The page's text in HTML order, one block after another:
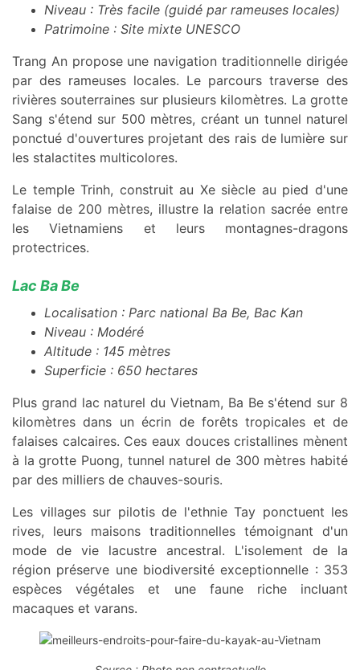
Niveau : Très facile (guidé par rameuses locales)
Patrimoine : Site mixte UNESCO
Trang An propose une navigation traditionnelle dirigée
par des rameuses locales. Le parcours traverse des
rivières souterraines sur plusieurs kilomètres. La grotte
Sang s'étend sur 500 mètres, créant un tunnel naturel
ponctué d'ouvertures projetant des rais de lumière sur
les stalactites multicolores.
Le temple Trinh, construit au Xe siècle au pied d'une
falaise de 200 mètres, illustre la relation sacrée entre
les Vietnamiens et leurs montagnes-dragons
protectrices.
Lac Ba Be
Localisation : Parc national Ba Be, Bac Kan
Niveau : Modéré
Altitude : 145 mètres
Superficie : 650 hectares
Plus grand lac naturel du Vietnam, Ba Be s'étend sur 8
kilomètres dans un écrin de forêts tropicales et de
falaises calcaires. Ces eaux douces cristallines mènent
à la grotte Puong, tunnel naturel de 300 mètres habité
par des milliers de chauves-souris.
Les villages sur pilotis de l'ethnie Tay ponctuent les
rives, leurs maisons traditionnelles témoignant d'un
mode de vie lacustre ancestral. L'isolement de la
région préserve une biodiversité exceptionnelle : 353
espèces végétales et une faune riche incluant
macaques et varans.